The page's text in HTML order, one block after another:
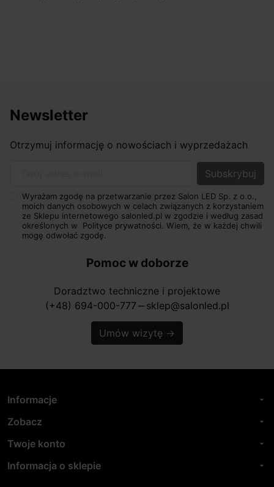
Newsletter
Otrzymuj informację o nowościach i wyprzedażach
Wyrażam zgodę na przetwarzanie przez Salon LED Sp. z o.o.,
moich danych osobowych w celach związanych z korzystaniem
ze Sklepu internetowego salonled.pl w zgodzie i według zasad
określonych w Polityce prywatności. Wiem, że w każdej chwili
mogę odwołać zgodę.
Pomoc w doborze
Doradztwo techniczne i projektowe
(+48) 694-000-777 horizontal_rule sklep@salonled.pl
Umów wizytę →
Informacje arrow_drop_down
Zobacz arrow_drop_down
Twoje konto arrow_drop_down
Informacja o sklepie arrow_drop_down